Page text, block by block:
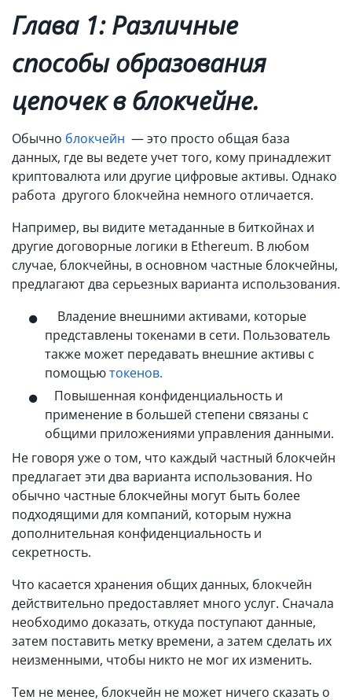
Глава 1: Различные
способы образования
цепочек в блокчейне.
Обычно блокчейн — это просто общая база
данных, где вы ведете учет того, кому принадлежит
криптовалюта или другие цифровые активы. Однако
работа другого блокчейна немного отличается.
Например, вы видите метаданные в биткойнах и
другие договорные логики в Ethereum. В любом
случае, блокчейны, в основном частные блокчейны,
предлагают два серьезных варианта использования.
Владение внешними активами, которые
представлены токенами в сети. Пользователь
также может передавать внешние активы с
помощьютокенов.
Повышенная конфиденциальность и
применение в большей степени связаны с
общими приложениями управления данными.
Не говоря уже о том, что каждый частный блокчейн
предлагает эти два варианта использования. Но
обычно частные блокчейны могут быть более
подходящими для компаний, которым нужна
дополнительная конфиденциальность и
секретность.
Что касается хранения общих данных, блокчейн
действительно предоставляет много услуг. Сначала
необходимо доказать, откуда поступают данные,
затем поставить метку времени, а затем сделать их
неизменными, чтобы никто не мог их изменить.
Тем не менее, блокчейн не может ничего сказать о